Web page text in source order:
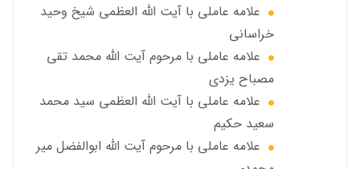
علامه عاملی با آيت الله العظمى شيخ وحيد
خراساني
علامه عاملی با مرحوم آيت الله محمد تقي
مصباح يزدي
علامه عاملي با آیت الله العظمی سید محمد
سعید حکیم
علامه عاملي با مرحوم آیت الله ابوالفضل مير